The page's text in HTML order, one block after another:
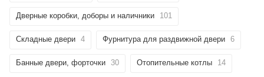
Дверные коробки, доборы и наличники 101
Складные двери 4 Фурнитура для раздвижной двери 6
Банные двери, форточки 30 Отопительные котлы 14
Подробнее